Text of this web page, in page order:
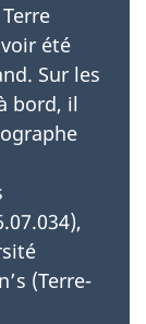
été
Sur les
bord, il
(Terre-